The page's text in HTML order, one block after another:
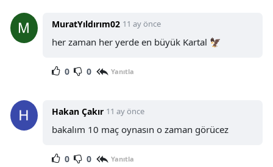
MuratYıldırım02 11 ay önce
her zaman her yerde en büyük Kartal 🦅
0 0 Yanıtla
Hakan Çakır 11 ay önce
bakalım 10 maç oynasın o zaman görücez
0 0 Yanıtla